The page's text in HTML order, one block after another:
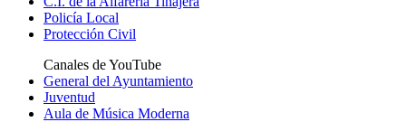
Policía Local
Protección Civil
Canales de YouTube
General del Ayuntamiento
Juventud
Aula de Música Moderna